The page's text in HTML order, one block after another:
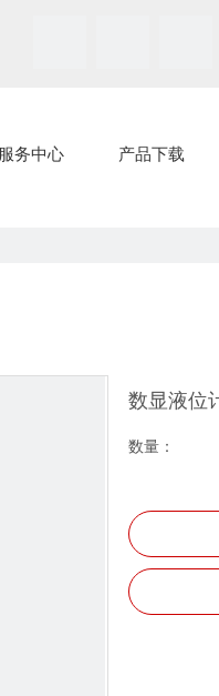
服务中心 产品下载
数显液位
数量：